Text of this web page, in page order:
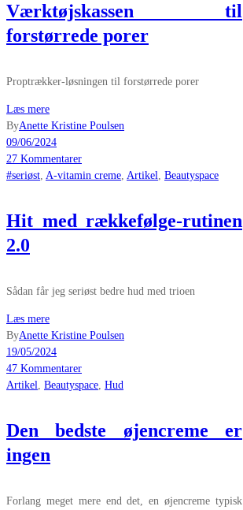
Værktøjskassen til
forstørrede porer
Proptrækker-løsningen til forstørrede porer
Læs mere
ByAnette Kristine Poulsen
09/06/2024
27 Kommentarer
#seriøst, A-vitamin creme, Artikel, Beautyspace
Hit med rækkefølge-rutinen
2.0
Sådan får jeg seriøst bedre hud med trioen
Læs mere
ByAnette Kristine Poulsen
19/05/2024
47 Kommentarer
Artikel, Beautyspace, Hud
Den bedste øjencreme er
ingen
Forlang meget mere end det, en øjencreme typisk